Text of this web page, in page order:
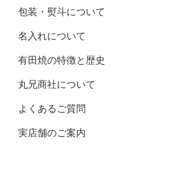
包装・熨斗について
名入れについて
有田焼の特徴と歴史
丸兄商社について
よくあるご質問
実店舗のご案内